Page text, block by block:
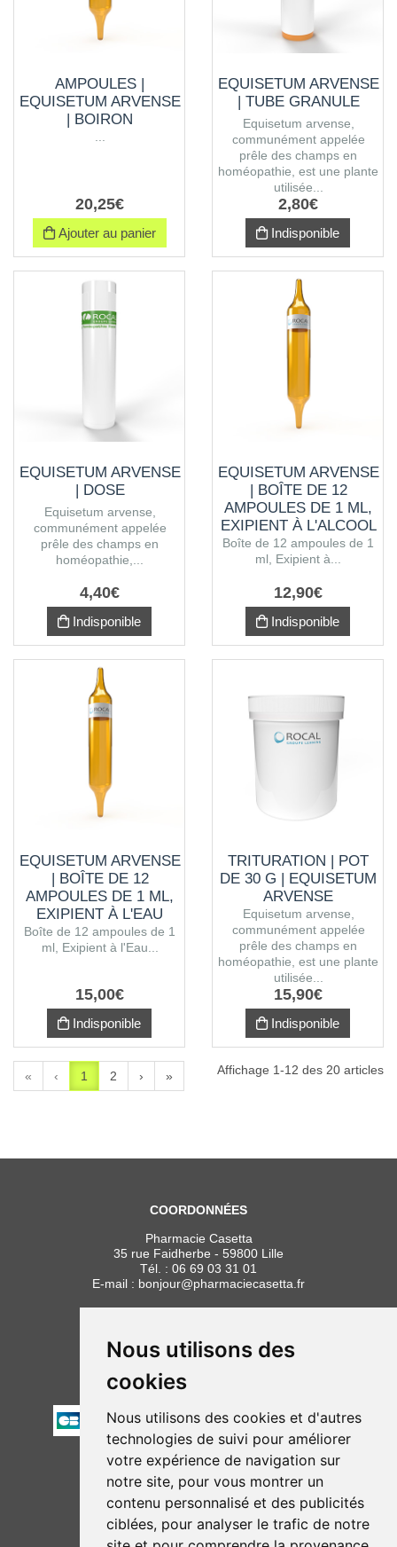
Nous utilisons des
cookies
Nous utilisons des cookies et d'autres
technologies de suivi pour améliorer
votre expérience de navigation sur
notre site, pour vous montrer un
contenu personnalisé et des publicités
ciblées, pour analyser le trafic de notre
AMPOULES |
EQUISETUM ARVENSE
| BOIRON
20,25€
Ajouter au panier
EQUISETUM ARVENSE
| TUBE GRANULE
Equisetum arvense,
communément appelée
prêle des champs en
homéopathie, est une plante
utilisée...
2,80€
Indisponible
EQUISETUM ARVENSE
| DOSE
Equisetum arvense,
communément appelée
prêle des champs en
homéopathie,...
4,40€
Indisponible
EQUISETUM ARVENSE
| BOÎTE DE 12
AMPOULES DE 1 ML,
EXIPIENT À L'ALCOOL
Boîte de 12 ampoules de 1
ml, Exipient à...
12,90€
Indisponible
EQUISETUM ARVENSE
| BOÎTE DE 12
AMPOULES DE 1 ML,
EXIPIENT À L'EAU
PURIFIÉE
Boîte de 12 ampoules de 1
ml, Exipient à l'Eau...
15,00€
Indisponible
TRITURATION | POT
DE 30 G | EQUISETUM
ARVENSE
Equisetum arvense,
communément appelée
prêle des champs en
homéopathie, est une plante
utilisée...
15,90€
Indisponible
« ‹ 1 2 › » Affichage 1-12 des 20 articles
COORDONNÉES
Pharmacie Casetta
35 rue Faidherbe - 59800 Lille
Tél. : 06 69 03 31 01
E-mail : bonjour@pharmaciecasetta.fr
HORAIRES
Lundi au vendredi : 8h30 à 19h30
Samedi : 9h00 à 19h30
PAIEMENT
NOUS SUIVRE